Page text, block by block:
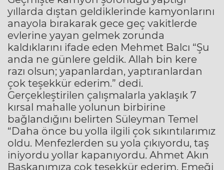
yıllarda dıştan geldiklerinde kamyonlarını
anayola bırakarak gece geç vakitlerde
evlerine yayan gelmek zorunda
kaldıklarını ifade eden Mehmet Balcı “Şu
anda ne günlere geldik. Allah bin kere
razı olsun; yapanlardan, yaptıranlardan
çok teşekkür ederim.” dedi.
Gerçekleştirilen çalışmalarla yaklaşık 7
kırsal mahalle yolunun birbirine
bağlandığını belirten Süleyman Temel
“Daha önce bu yolla ilgili çok sıkıntılarımız
oldu. Menfezlerden su yola çıkıyordu, taş
iniyordu yollar kapanıyordu. Ahmet Akın
Başkanımıza çok teşekkür ederim. Emeği